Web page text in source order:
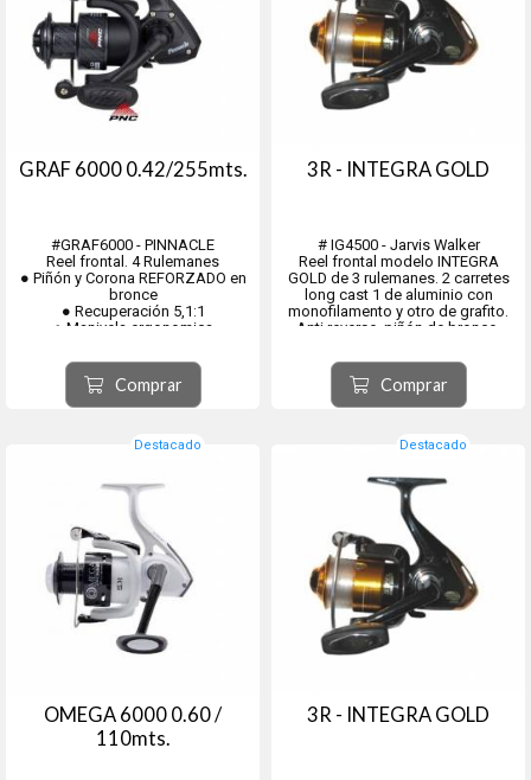
GRAF 6000 0.42/255mts.
#GRAF6000 - PINNACLE
Reel frontal. 4 Rulemanes
● Piñón y Corona REFORZADO en
bronce
● Recuperación 5,1:1
● Manivela ergonomica
Comprar
3R - INTEGRA GOLD
# IG4500 - Jarvis Walker
Reel frontal modelo INTEGRA
GOLD de 3 rulemanes. 2 carretes
long cast 1 de aluminio con
monofilamento y otro de grafito.
Anti reverse, piñón de bronce.
5.5:1. Pintura epoxi metalizada Eje
central y tornilleria de acero
inoxidable.
Carga IG45...
Comprar
Destacado
OMEGA 6000 0.60 /
110mts.
Destacado
3R - INTEGRA GOLD